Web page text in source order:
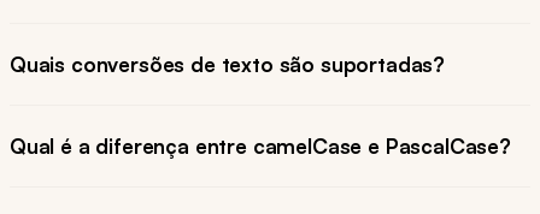
Quais conversões de texto são suportadas?
Qual é a diferença entre camelCase e PascalCase?